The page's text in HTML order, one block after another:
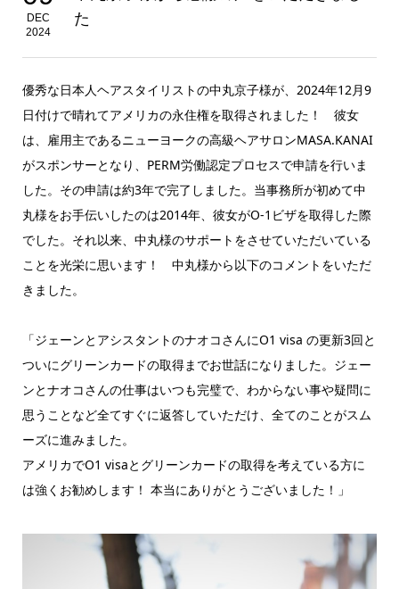
DEC
2024
た
優秀な日本人ヘアスタイリストの中丸京子様が、2024年12月9
日付けで晴れてアメリカの永住権を取得されました！ 彼女
は、雇用主であるニューヨークの高級ヘアサロンMASA.KANAI
がスポンサーとなり、PERM労働認定プロセスで申請を行いま
した。その申請は約3年で完了しました。当事務所が初めて中
丸様をお手伝いしたのは2014年、彼女がO-1ビザを取得した際
でした。それ以来、中丸様のサポートをさせていただいている
ことを光栄に思います！ 中丸様から以下のコメントをいただ
きました。
「ジェーンとアシスタントのナオコさんにO1 visa の更新3回と
ついにグリーンカードの取得までお世話になりました。ジェー
ンとナオコさんの仕事はいつも完璧で、わからない事や疑問に
思うことなど全てすぐに返答していただけ、全てのことがスム
ーズに進みました。
アメリカでO1 visaとグリーンカードの取得を考えている方に
は強くお勧めします！ 本当にありがとうございました！」